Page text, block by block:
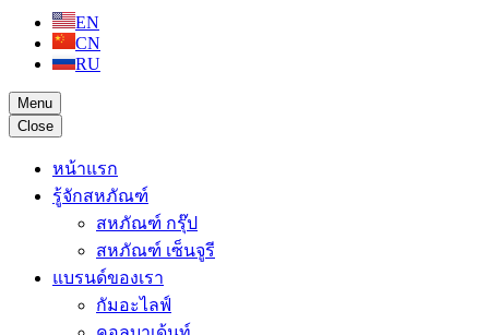
EN
CN
RU
Menu
Close
หน้าแรก
รู้จักสหภัณฑ์
สหภัณฑ์ กรุ๊ป
สหภัณฑ์ เซ็นจูรี
แบรนด์ของเรา
กัมอะไลฟ์